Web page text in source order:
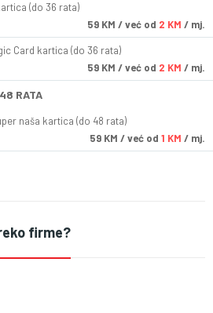
(do 36 rata)
59 KM / već od 2 KM / mj.
Card kartica (do 36 rata)
59 KM / već od 2 KM / mj.
RATA
naša kartica (do 48 rata)
59 KM / već od 1 KM / mj.
firme?